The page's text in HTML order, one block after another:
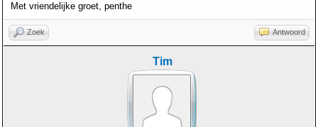
Met vriendelijke groet, penthe
Zoek Antwoord
Tim